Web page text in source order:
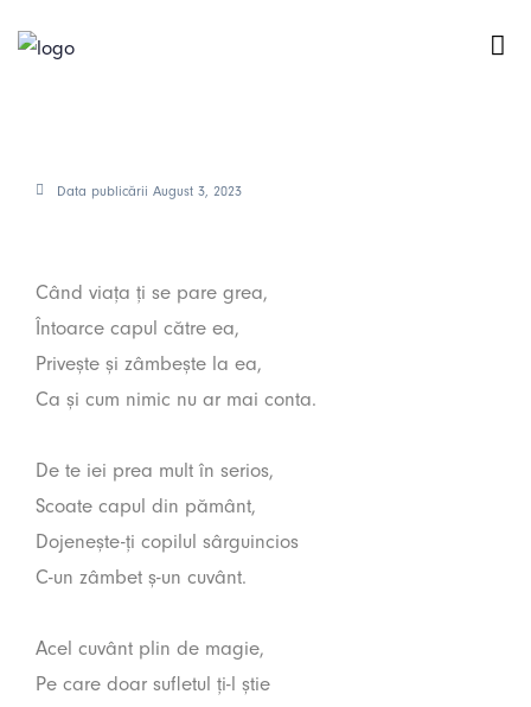
Data publicării August 3, 2023
Când viața ți se pare grea,
Întoarce capul către ea,
Privește și zâmbește la ea,
Ca și cum nimic nu ar mai conta.
De te iei prea mult în serios,
Scoate capul din pământ,
Dojenește-ți copilul sârguincios
C-un zâmbet ș-un cuvânt.
Acel cuvânt plin de magie,
Pe care doar sufletul ți-l știe